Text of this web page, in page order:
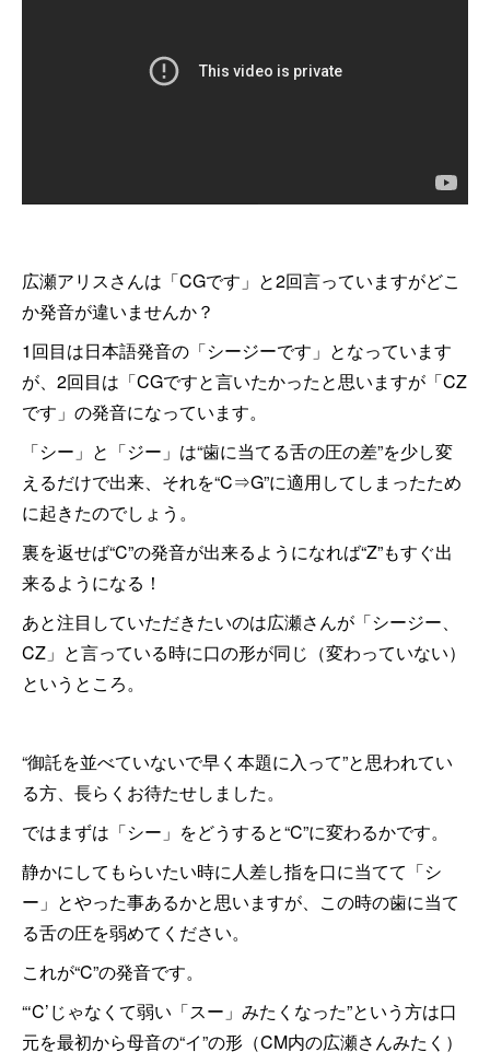
広瀬アリスさんは「CGです」と2回言っていますがどこ
か発音が違いませんか？
1回目は日本語発音の「シージーです」となっています
が、2回目は「CGですと言いたかったと思いますが「CZ
です」の発音になっています。
「シー」と「ジー」は“歯に当てる舌の圧の差”を少し変
えるだけで出来、それを“C⇒G”に適用してしまったため
に起きたのでしょう。
裏を返せば“C”の発音が出来るようになれば“Z”もすぐ出
来るようになる！
あと注目していただきたいのは広瀬さんが「シージー、
CZ」と言っている時に口の形が同じ（変わっていない）
というところ。
“御託を並べていないで早く本題に入って”と思われてい
る方、長らくお待たせしました。
ではまずは「シー」をどうすると“C”に変わるかです。
静かにしてもらいたい時に人差し指を口に当てて「シ
ー」とやった事あるかと思いますが、この時の歯に当て
る舌の圧を弱めてください。
これが“C”の発音です。
“‘C’じゃなくて弱い「スー」みたくなった”という方は口
元を最初から母音の“イ”の形（CM内の広瀬さんみたく）